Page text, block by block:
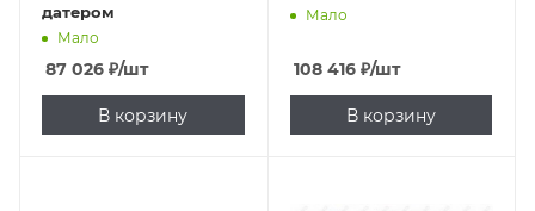
датером
Мало
87 026 ₽/шт
В корзину
Мало
108 416₽/шт
В корзину